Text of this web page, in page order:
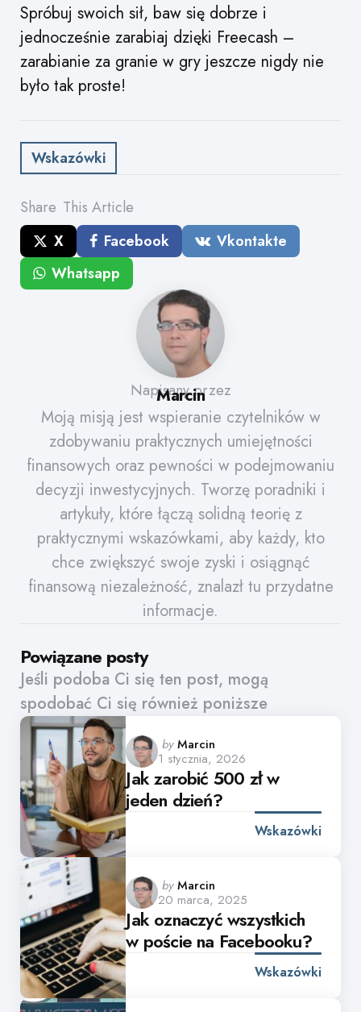
Spróbuj swoich sił, baw się dobrze i
jednocześnie zarabiaj dzięki Freecash –
zarabianie za granie w gry jeszcze nigdy nie
było tak proste!
Wskazówki
Share This Article
X
Facebook
Vkontakte
Whatsapp
Powiązane posty
Jeśli podoba Ci się ten post, mogą
spodobać Ci się również poniższe
Posted
by
by Marcin
1 stycznia, 2026
Jak zarobić 500 zł w
jeden dzień?
Wskazówki
Posted
by
by Marcin
20 marca, 2025
Jak oznaczyć wszystkich
w poście na Facebooku?
Wskazówki
Napisany przez
Marcin
Moją misją jest wspieranie czytelników w
zdobywaniu praktycznych umiejętności
finansowych oraz pewności w podejmowaniu
decyzji inwestycyjnych. Tworzę poradniki i
artykuły, które łączą solidną teorię z
praktycznymi wskazówkami, aby każdy, kto
chce zwiększyć swoje zyski i osiągnąć
finansową niezależność, znalazł tu przydatne
informacje.